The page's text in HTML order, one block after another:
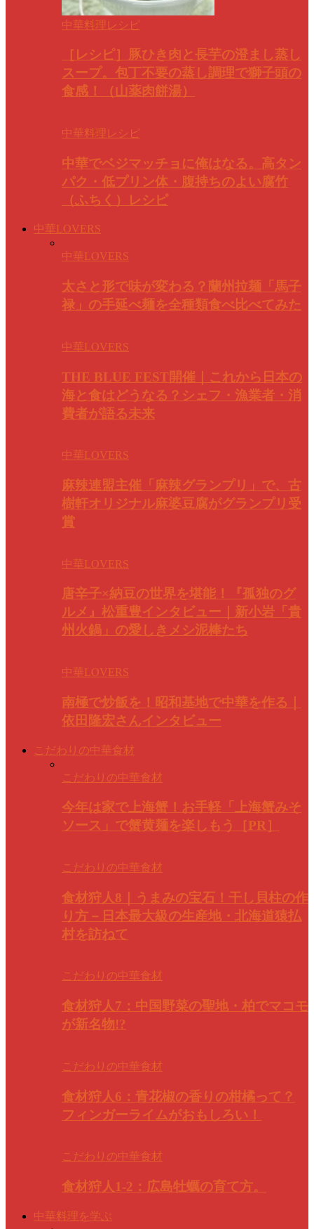
中華料理レシピ
［レシピ］豚ひき肉と長芋の澄まし蒸し
スープ。包丁不要の蒸し調理で獅子頭の
食感！（山薬肉餅湯）
中華料理レシピ
中華でベジマッチョに俺はなる。高タン
パク・低プリン体・腹持ちのよい腐竹
（ふちく）レシピ
中華LOVERS
中華LOVERS
太さと形で味が変わる？蘭州拉麺「馬子
禄」の手延べ麺を全種類食べ比べてみた
中華LOVERS
THE BLUE FEST開催｜これから日本の
海と食はどうなる？シェフ・漁業者・消
費者が語る未来
中華LOVERS
麻辣連盟主催「麻辣グランプリ」で、古
樹軒オリジナル麻婆豆腐がグランプリ受
賞
中華LOVERS
唐辛子×納豆の世界を堪能！『孤独のグ
ルメ』松重豊インタビュー｜新小岩「貴
州火鍋」の愛しきメシ泥棒たち
中華LOVERS
南極で炒飯を！昭和基地で中華を作る｜
依田隆宏さんインタビュー
こだわりの中華食材
こだわりの中華食材
今年は家で上海蟹！お手軽「上海蟹みそ
ソース」で蟹黄麺を楽しもう［PR］
こだわりの中華食材
食材狩人8｜うまみの宝石！干し貝柱の作
り方－日本最大級の生産地・北海道猿払
村を訪ねて
こだわりの中華食材
食材狩人7：中国野菜の聖地・柏でマコモ
が新名物!?
こだわりの中華食材
食材狩人6：青花椒の香りの柑橘って？
フィンガーライムがおもしろい！
こだわりの中華食材
食材狩人1-2：広島牡蠣の育て方。
中華料理を学ぶ